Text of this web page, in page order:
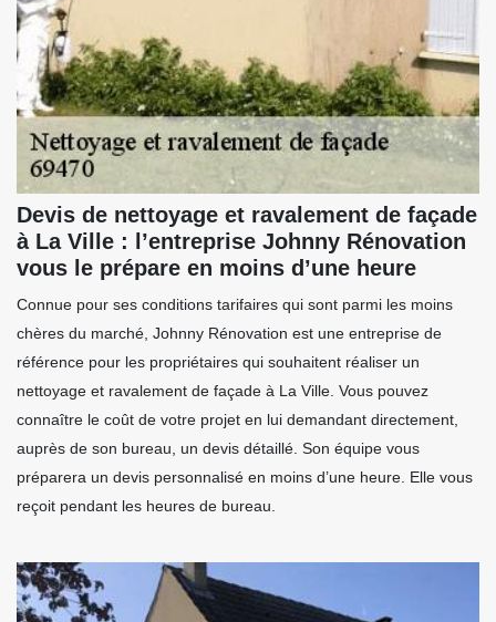
Devis de nettoyage et ravalement de façade
à La Ville : l’entreprise Johnny Rénovation
vous le prépare en moins d’une heure
Connue pour ses conditions tarifaires qui sont parmi les moins
chères du marché, Johnny Rénovation est une entreprise de
référence pour les propriétaires qui souhaitent réaliser un
nettoyage et ravalement de façade à La Ville. Vous pouvez
connaître le coût de votre projet en lui demandant directement,
auprès de son bureau, un devis détaillé. Son équipe vous
préparera un devis personnalisé en moins d’une heure. Elle vous
reçoit pendant les heures de bureau.